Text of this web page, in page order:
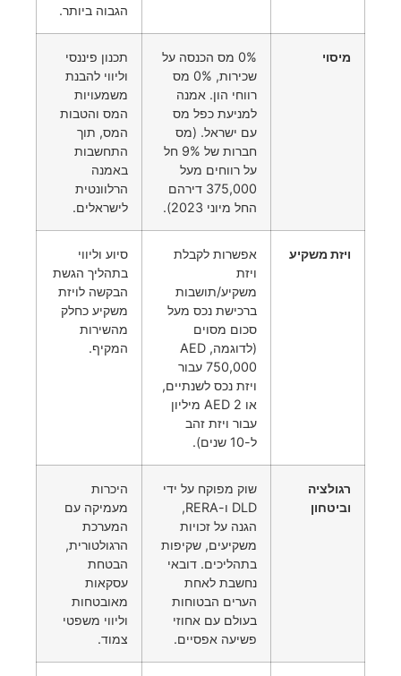
הגבוה ביותר.
מיסוי
0% מס הכנסה על
שכירות, 0% מס
רווחי הון. אמנה
למניעת כפל מס
עם ישראל. (מס
חברות של 9% חל
על רווחים מעל
375,000 דירהם
החל מיוני 2023).
תכנון פיננסי
וליווי להבנת
משמעויות
המס והטבות
המס, תוך
התחשבות
באמנה
הרלוונטית
לישראלים.
ויזת משקיע
אפשרות לקבלת
ויזת
משקיע/תושבות
ברכישת נכס מעל
סכום מסוים
(לדוגמה, AED
750,000 עבור
ויזת נכס לשנתיים,
או AED 2 מיליון
עבור ויזת זהב
ל-10 שנים).
סיוע וליווי
בתהליך הגשת
הבקשה לויזת
משקיע כחלק
מהשירות
המקיף.
רגולציה
וביטחון
שוק מפוקח על ידי
DLD ו-RERA,
הגנה על זכויות
משקיעים, שקיפות
בתהליכים. דובאי
נחשבת לאחת
הערים הבטוחות
בעולם עם אחוזי
פשיעה אפסיים.
היכרות
מעמיקה עם
המערכת
הרגולטורית,
הבטחת
עסקאות
מאובטחות
וליווי משפטי
צמוד.